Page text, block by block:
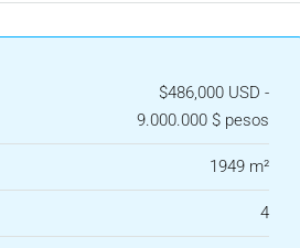
$486,000 USD -
9.000.000 $ pesos
1949 m²
4